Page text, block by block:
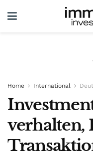
Home International
verhalten,